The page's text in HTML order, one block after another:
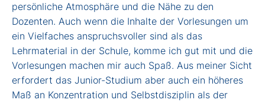
persönliche Atmosphäre und die Nähe zu den
Dozenten. Auch wenn die Inhalte der Vorlesungen um
ein Vielfaches anspruchsvoller sind als das
Lehrmaterial in der Schule, komme ich gut mit und die
Vorlesungen machen mir auch Spaß. Aus meiner Sicht
erfordert das Junior-Studium aber auch ein höheres
Maß an Konzentration und Selbstdisziplin als der